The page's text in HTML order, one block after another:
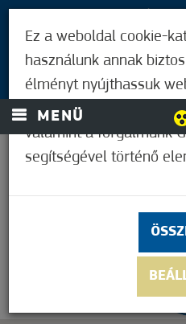
MENÜ
Ez a weboldal cookie-
használunk annak
élményt nyújthassuk
és a hirdetések
valamint a forgalmunk
segítségével történő